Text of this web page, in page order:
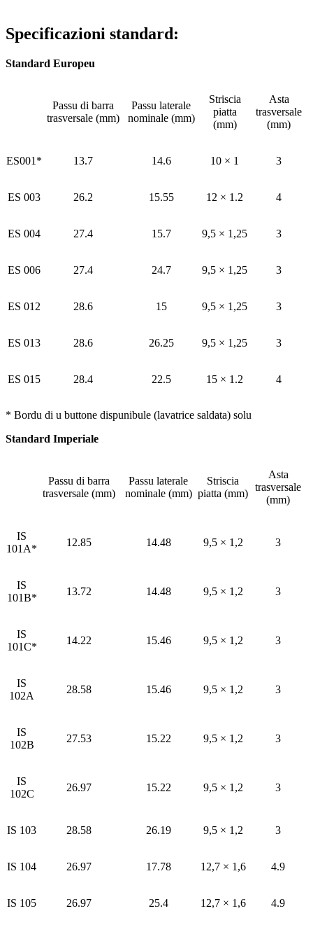
Specificazioni standard:
Standard Europeu
Passu di barra
trasversale (mm)
Passu laterale
nominale (mm)
Striscia
piatta
(mm)
Asta
trasversale
(mm)
ES001* 13.7 14.6 10 × 1 3
ES 003 26.2 15.55 12 × 1.2 4
ES 004 27.4 15.7 9,5 × 1,25 3
ES 006 27.4 24.7 9,5 × 1,25 3
ES 012 28.6 15 9,5 × 1,25 3
ES 013 28.6 26.25 9,5 × 1,25 3
ES 015 28.4 22.5 15 × 1.2 4
* Bordu di u buttone dispunibule (lavatrice saldata) solu
Standard Imperiale
Passu di barra
trasversale (mm)
Passu laterale
nominale (mm)
Striscia
piatta (mm)
Asta
trasversale
(mm)
IS
101A*
12.85 14.48 9,5 × 1,2 3
IS
101B*
13.72 14.48 9,5 × 1,2 3
IS
101C*
14.22 15.46 9,5 × 1,2 3
IS
102A
28.58 15.46 9,5 × 1,2 3
IS
102B
27.53 15.22 9,5 × 1,2 3
IS
102C
26.97 15.22 9,5 × 1,2 3
IS 103 28.58 26.19 9,5 × 1,2 3
IS 104 26.97 17.78 12,7 × 1,6 4.9
IS 105 26.97 25.4 12,7 × 1,6 4.9